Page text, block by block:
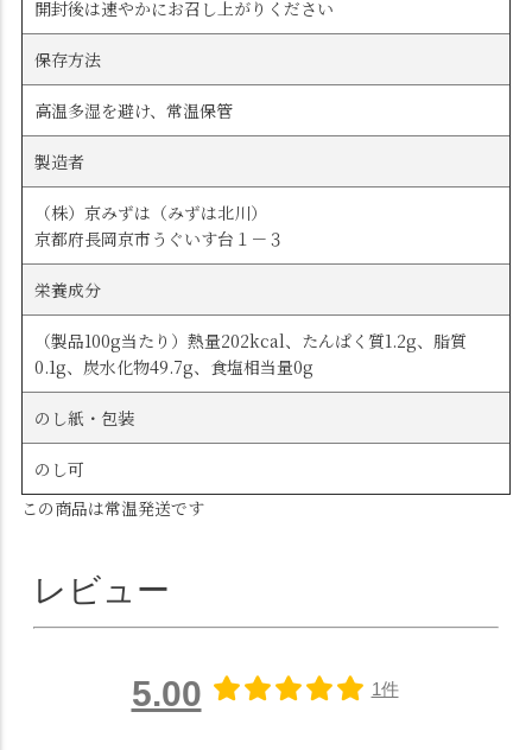
開封後は速やかにお召し上がりください
保存方法
高温多湿を避け、常温保管
製造者
（株）京みずは（みずは北川）
京都府長岡京市うぐいす台１－３
栄養成分
（製品100g当たり）熱量202kcal、たんぱく質1.2g、脂質
0.1g、炭水化物49.7g、食塩相当量0g
のし紙・包装
のし可
この商品は常温発送です
レビュー
5.00 1件